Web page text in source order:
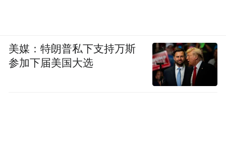
美媒：特朗普私下支持万斯
参加下届美国大选